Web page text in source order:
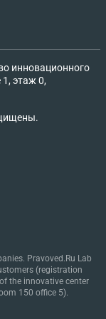
округа
не
территории
день его
Продавец
инновационного
этаж 0,
Pravoved.Ru Lab
(registration
the innovative center
150 office 5).